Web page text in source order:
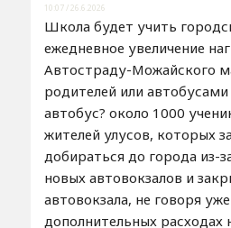
10:07 / 26.6.2026
Школа будет учить
ежедневное увеличение
Автостраду-Можайского
родителей или автобусами
автобус? около 1000
жителей улусов, которых
добираться до города из-
новых автовокзалов и
автовокзала, не говоря
дополнительных расходах